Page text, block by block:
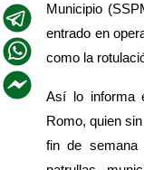
Municipio
entrado en
como la
Así lo informa
Romo, quien
fin de semana